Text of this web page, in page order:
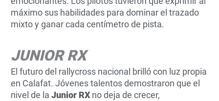
máximo sus habilidades para dominar el trazado
mixto y ganar cada centímetro de pista.
JUNIOR RX
El futuro del rallycross nacional brilló con luz propia
en Calafat. Jóvenes talentos demostraron que el
nivel de laJunior RX no deja de crecer,